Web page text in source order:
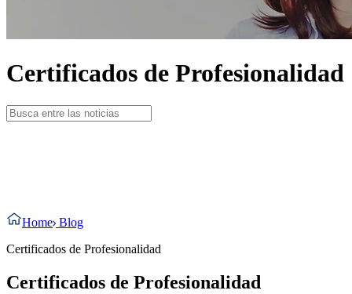
Certificados de Profesionalidad
Home Blog
Certificados de Profesionalidad
Certificados de Profesionalidad